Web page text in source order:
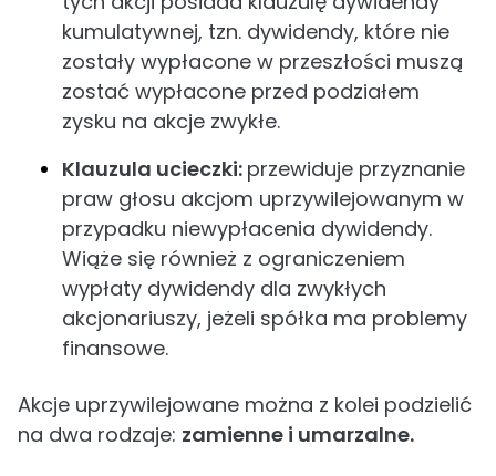
kumulatywnej, tzn. dywidendy, które nie
zostały wypłacone w przeszłości muszą
zostać wypłacone przed podziałem
zysku na akcje zwykłe.
Klauzula ucieczki: przewiduje przyznanie
praw głosu akcjom uprzywilejowanym w
przypadku niewypłacenia dywidendy.
Wiąże się również z ograniczeniem
wypłaty dywidendy dla zwykłych
akcjonariuszy, jeżeli spółka ma problemy
finansowe.
Akcje uprzywilejowane można z kolei podzielić
na dwa rodzaje: zamienne i umarzalne.